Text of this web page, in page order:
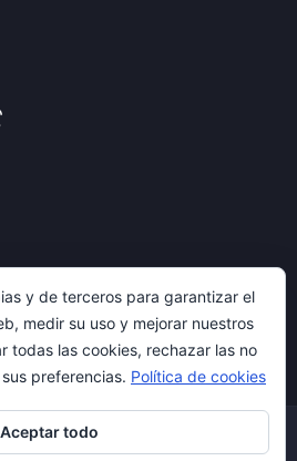
y de terceros para garantizar el
medir su uso y mejorar nuestros
todas las cookies, rechazar las no
preferencias. Política de cookies
Aceptar todo